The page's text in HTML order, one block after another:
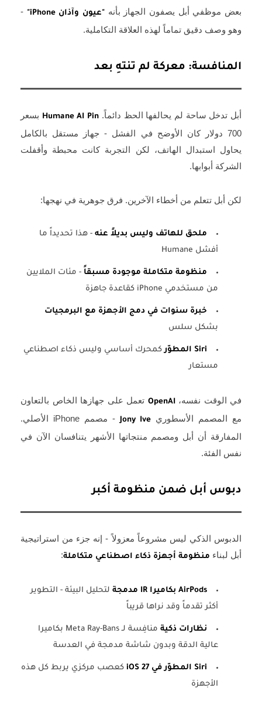
بعض موظفي أبل يصفون الجهاز بأنه "عيون وآذان iPhone"
-
وهو وصف دقيق تماماً لهذه العلاقة التكاملية.
المنافسة: معركة لم تنتهِ بعد
أبل تدخل ساحة لم يحالفها الحظ دائماً. Humane AI Pin بسعر
700 دولار كان الأوضح في الفشل - جهاز مستقل بالكامل
يحاول استبدال الهاتف، لكن التجربة كانت محبطة وأقفلت
الشركة أبوابها.
لكن أبل تتعلم من أخطاء الآخرين. فرق جوهرية في نهجها:
ملحق للهاتف وليس بديلاً عنه - هذا تحديداً ما
أفشل Humane
منظومة متكاملة موجودة مسبقاً - مئات الملايين
من مستخدمي iPhone كقاعدة جاهزة
خبرة سنوات في دمج الأجهزة مع البرمجيات
بشكل سلس
Siri المطوّر
كمحرك أساسي وليس ذكاء اصطناعي
مستعار
في الوقت نفسه،OpenAI تعمل على جهازها الخاص بالتعاون
مع المصمم الأسطوري Jony Ive
- مصمم iPhone الأصلي.
المفارقة أن أبل ومصمم منتجاتها الأشهر يتنافسان الآن في
نفس الفئة.
دبوس أبل ضمن منظومة أكبر
الدبوس الذكي ليس مشروعاً معزولاً - إنه جزء من استراتيجية
أبل لبناء منظومة أجهزة ذكاء اصطناعي متكاملة:
AirPods بكاميرا IR مدمجة
لتحليل البيئة - التطوير
أكثر تقدماً وقد نراها قريباً
نظارات ذكية
منافِسة لـ Meta Ray-Bans بكاميرا
عالية الدقة وبدون شاشة مدمجة في العدسة
Siri المطوّر في iOS 27
كعصب مركزي يربط كل هذه
الأجهزة